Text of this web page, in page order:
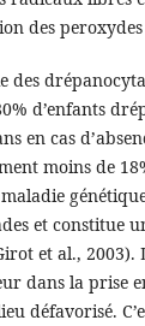
des
des
d’enfants
en cas
moins de
maladie
et constitue
et al., 2003).
dans la prise
défavorisé.